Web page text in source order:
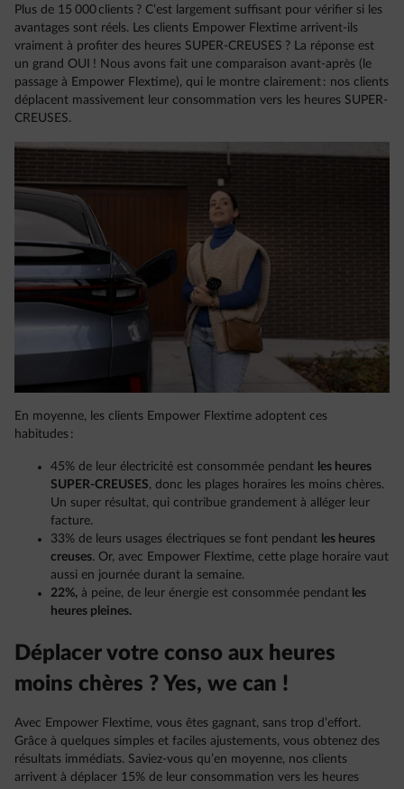
Plus de 15 000 clients ? C’est largement suffisant pour vérifier si les
avantages sont réels. Les clients Empower Flextime arrivent-ils
vraiment à profiter des heures SUPER-CREUSES ? La réponse est
un grand OUI ! Nous avons fait une comparaison avant-après (le
passage à Empower Flextime), qui le montre clairement : nos clients
déplacent massivement leur consommation vers les heures SUPER-
CREUSES.
En moyenne, les clients Empower Flextime adoptent ces
habitudes :
45% de leur électricité est consommée pendant les heures
SUPER-CREUSES, donc les plages horaires les moins chères.
Un super résultat, qui contribue grandement à alléger leur
facture.
33% de leurs usages électriques se font pendant les heures
creuses. Or, avec Empower Flextime, cette plage horaire vaut
aussi en journée durant la semaine.
22%, à peine, de leur énergie est consommée pendant les
heures pleines.
Déplacer votre conso aux heures
moins chères ? Yes, we can !
Avec Empower Flextime, vous êtes gagnant, sans trop d’effort.
Grâce à quelques simples et faciles ajustements, vous obtenez des
résultats immédiats. Saviez-vous qu’en moyenne, nos clients
arrivent à déplacer 15% de leur consommation vers les heures